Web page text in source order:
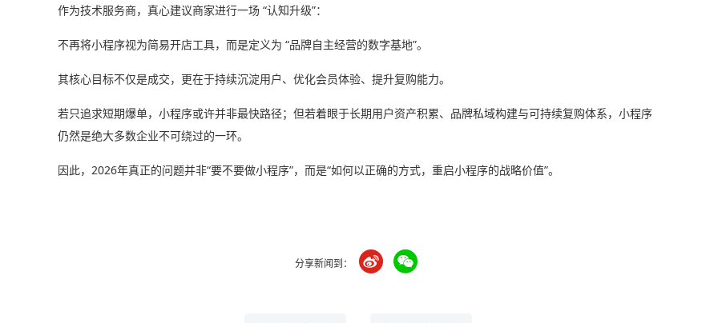
作为技术服务商，真心建议商家进行一场 “认知升级”：
不再将小程序视为简易开店工具，而是定义为 “品牌自主经营的数字基地”。
其核心目标不仅是成交，更在于持续沉淀用户、优化会员体验、提升复购能力。
若只追求短期爆单，小程序或许并非最快路径；但若着眼于长期用户资产积累、品牌私域构建与可持续复购体系，小程序
仍然是绝大多数企业不可绕过的一环。
因此，2026年真正的问题并非“要不要做小程序”，而是“如何以正确的方式，重启小程序的战略价值”。
分享新闻到：